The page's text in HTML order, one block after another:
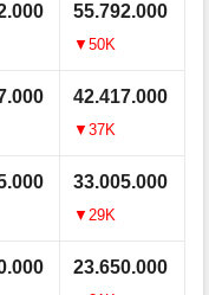
55.792.000
▼50K
42.417.000
▼37K
33.005.000
▼29K
23.650.000